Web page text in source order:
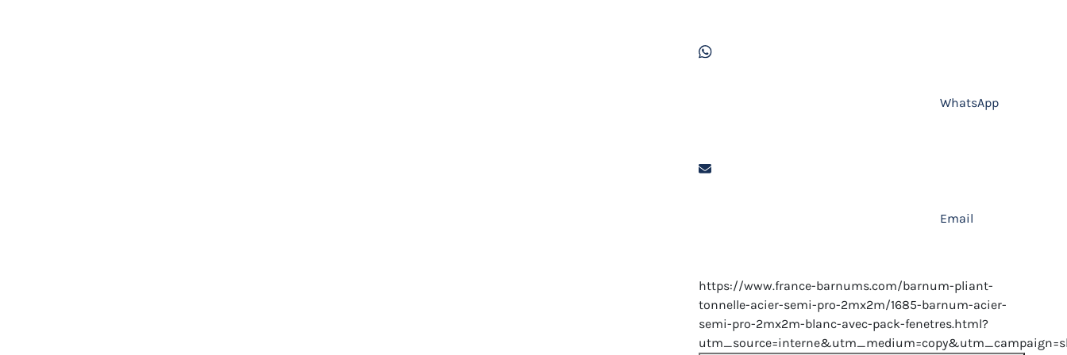
WhatsApp
Email
https://www.france-barnums.com/barnum-pliant-
tonnelle-acier-semi-pro-2mx2m/1685-barnum-acier-
semi-pro-2mx2m-blanc-avec-pack-fenetres.html?